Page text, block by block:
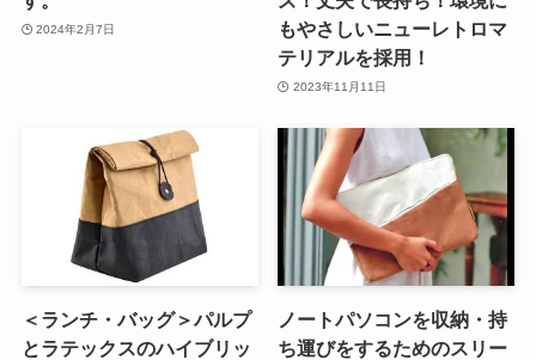
2024年2月7日
もやさしいニューレトロマ
テリアルを採用！
2023年11月11日
＜ランチ・バッグ＞パルプ
とラテックスのハイブリッ
ノートパソコンを収納・持
ち運びをするためのスリー